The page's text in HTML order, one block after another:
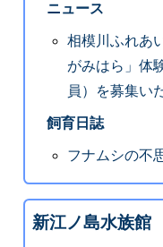
ニュース
相模川ふれあ
がみはら」体
員）を募集い
飼育日誌
フナムシの不
新江ノ島水族館